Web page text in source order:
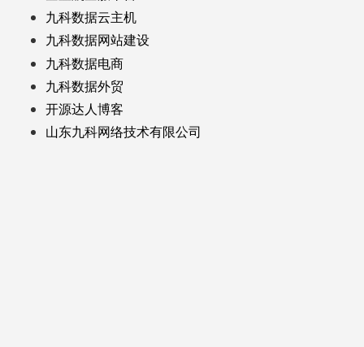
九科数据云主机
九科数据网站建设
九科数据电商
九科数据外贸
开源达人博客
山东九科网络技术有限公司